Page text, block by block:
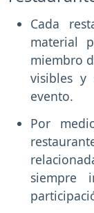
Cada
material
miembro
visibles y
evento.
Por
siempre